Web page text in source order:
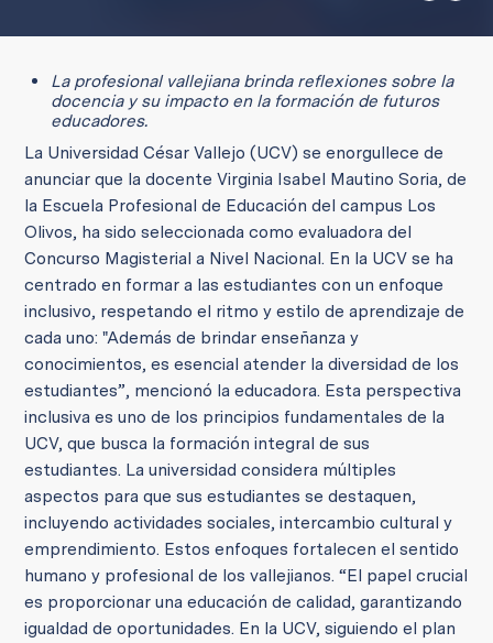
La profesional vallejiana brinda reflexiones sobre la
docencia y su impacto en la formación de futuros
educadores.
La Universidad César Vallejo (UCV) se enorgullece de
anunciar que la docente Virginia Isabel Mautino Soria, de
la Escuela Profesional de Educación del campus Los
Olivos, ha sido seleccionada como evaluadora del
Concurso Magisterial a Nivel Nacional. En la UCV se ha
centrado en formar a las estudiantes con un enfoque
inclusivo, respetando el ritmo y estilo de aprendizaje de
cada uno: "Además de brindar enseñanza y
conocimientos, es esencial atender la diversidad de los
estudiantes”, mencionó la educadora. Esta perspectiva
inclusiva es uno de los principios fundamentales de la
UCV, que busca la formación integral de sus
estudiantes. La universidad considera múltiples
aspectos para que sus estudiantes se destaquen,
incluyendo actividades sociales, intercambio cultural y
emprendimiento. Estos enfoques fortalecen el sentido
humano y profesional de los vallejianos. “El papel crucial
es proporcionar una educación de calidad, garantizando
igualdad de oportunidades. En la UCV, siguiendo el plan